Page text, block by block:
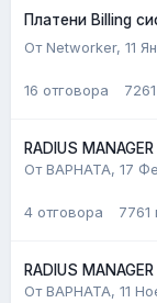
Платени Billing
От Networker, 11
16 отговора 7261
RADIUS
От BAPHATA, 17
4 отговора 7761
RADIUS
От BAPHATA, 11